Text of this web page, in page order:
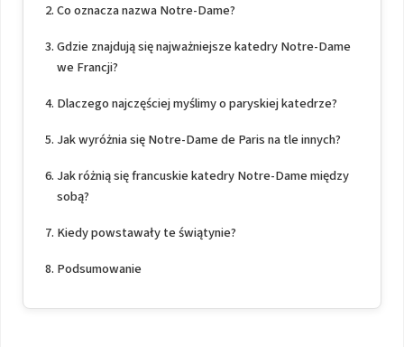
Co oznacza nazwa Notre-Dame?
Gdzie znajdują się najważniejsze katedry Notre-Dame
we Francji?
Dlaczego najczęściej myślimy o paryskiej katedrze?
Jak wyróżnia się Notre-Dame de Paris na tle innych?
Jak różnią się francuskie katedry Notre-Dame między
sobą?
Kiedy powstawały te świątynie?
Podsumowanie